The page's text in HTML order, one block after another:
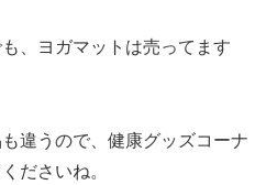
、ヨガマットは売ってます
違うので、健康グッズコーナ
ださいね。